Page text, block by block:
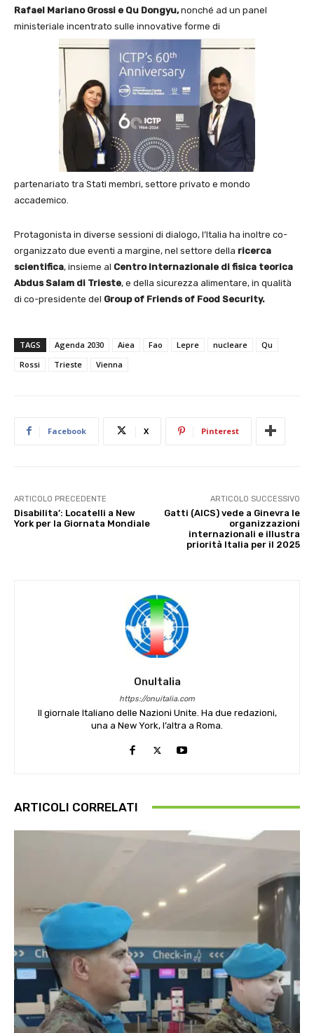
Rafael Mariano Grossi e Qu Dongyu,nonché ad un panel
ministeriale incentrato sulle innovative forme di
partenariato tra Stati membri, settore privato e mondo
accademico.
Protagonista in diverse sessioni di dialogo, l’Italia ha inoltre co-
organizzato due eventi a margine, nel settore della ricerca
scientifica, insieme al Centro internazionale di fisica teorica
Abdus Salam di Trieste, e della sicurezza alimentare, in qualità
di co-presidente del Group of Friends of Food Security.
TAGS Agenda 2030 Aiea Fao Lepre nucleare
Qu
Rossi
Trieste Vienna
Facebook X Pinterest
ARTICOLO PRECEDENTE
Disabilita’: Locatelli a New
York per la Giornata Mondiale
ARTICOLO SUCCESSIVO
Gatti (AICS) vede a Ginevra le
organizzazioni
internazionali e illustra
priorità Italia per il 2025
OnuItalia
https://onuitalia.com
Il giornale Italiano delle Nazioni Unite. Ha due redazioni,
una a New York, l’altra a Roma.
ARTICOLI CORRELATI